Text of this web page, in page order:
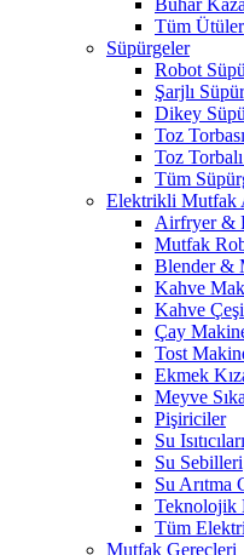
Buhar
Tüm Ütüler
Süpürgeler
Robot
Şarjlı
Dikey
Toz
Toz
Tüm
Elektrikli Mutfak
Airfryer &
Mutfak
Blender &
Kahve
Kahve
Çay
Tost
Ekmek
Meyve
Pişiriciler
Su Isıtıcıları
Su Sebilleri
Su Arıtma
Teknolojik
Tüm
Mutfak Gereçleri